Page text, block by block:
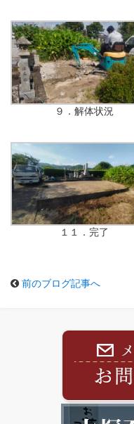
９．解体状況
１１．完了
前のブログ記事へ